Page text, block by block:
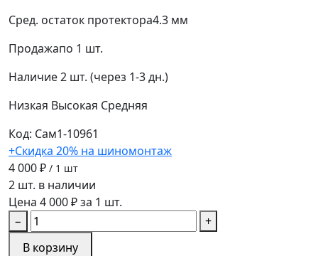
Сред. остаток протектора4.3 мм
Продажапо 1 шт.
Наличие2 шт. (через 1-3 дн.)
Низкая Высокая Средняя
Код: Сам1-10961
+Скидка 20% на шиномонтаж
4 000 ₽ / 1 шт
2 шт. в наличии
Цена 4 000 ₽ за 1 шт.
−
+
В корзину